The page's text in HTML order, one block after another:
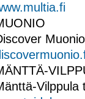
Muonio
Vilppula